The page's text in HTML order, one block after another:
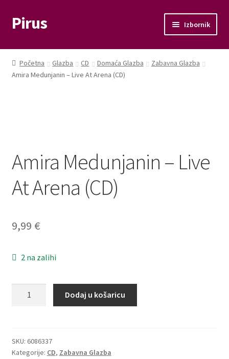
Preskoči
na
Skoči
do
Pirus Izbornik
Glazba
Film
Moj račun
Naplata
O nama
Početna Glazba CD Domaća Glazba
Zabavna Glazba
Amira Medunjanin – Live At Arena (CD)
Amira Medunjanin – Live
At Arena (CD)
9,99 €
2 na zalihi
At
Arena
Dodaj u košaricu
SKU: 6086337
Kategorije: CD, Zabavna Glazba